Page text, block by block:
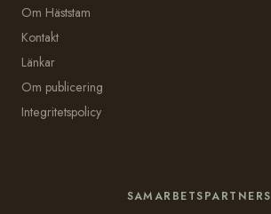
Om Häststam
Kontakt
Länkar
Om publicering
Integritetspolicy
SAMARBETSPARTNERS